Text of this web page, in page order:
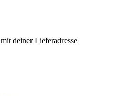
deiner Lieferadresse